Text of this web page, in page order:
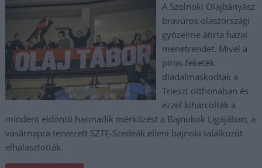
A Szolnoki Olajbányász
bravúros olaszországi
győzelme átírta hazai
menetrendet. Mivel a
piros-feketék
diadalmaskodtak a
Trieszt otthonában és
ezzel kiharcolták a
mindent eldöntő harmadik mérkőzést a Bajnokok Ligájában, a
vasárnapra tervezett SZTE-Szedeák elleni bajnoki találkozót
elhalasztották.